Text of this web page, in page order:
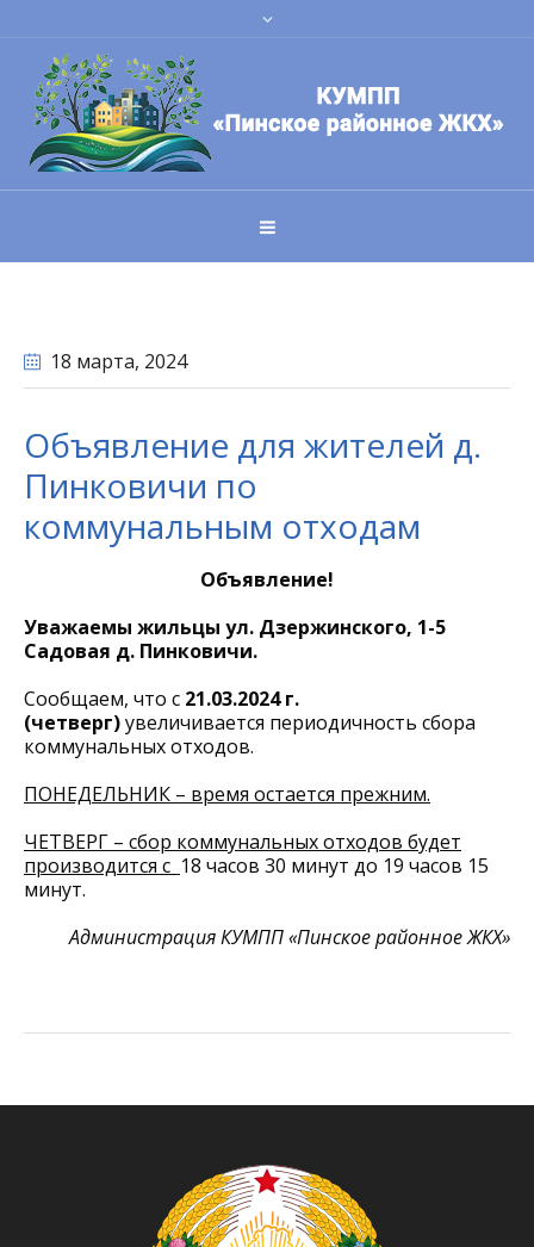
18 марта, 2024
Объявление для жителей д.
Пинковичи по
коммунальным отходам
Объявление!
Уважаемы жильцы ул. Дзержинского, 1-5
Садовая д. Пинковичи.
Сообщаем, что с 21.03.2024 г.
(четверг)увеличивается периодичность сбора
коммунальных отходов.
ПОНЕДЕЛЬНИК – время остается прежним.
ЧЕТВЕРГ – сбор коммунальных отходов будет
производится с 18 часов 30 минут до 19 часов 15
минут.
Администрация КУМПП «Пинское районное ЖКХ»